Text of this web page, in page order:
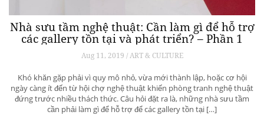
Nhà sưu tầm nghệ thuật: Cần làm gì để hỗ trợ
các gallery tồn tại và phát triển? – Phần 1
Aug 11, 2019 / ART & CULTURE
Khó khăn gặp phải vì quy mô nhỏ, vừa mới thành lập, hoặc cơ hội
ngày càng ít đến từ hội chợ nghệ thuật khiến phòng tranh nghệ thuật
đứng trước nhiều thách thức. Câu hỏi đặt ra là, những nhà sưu tầm
cần phải làm gì để hỗ trợ để các gallery tồn tại […]